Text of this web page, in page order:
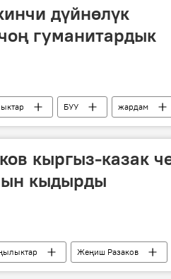
дүйнөлүк
гуманитардык
БУУ жардам
кыргыз-казак
кыдырды
Жеңиш Разаков